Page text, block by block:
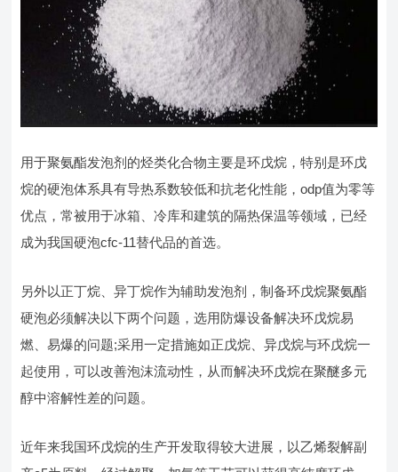
用于聚氨酯发泡剂的烃类化合物主要是环戊烷，特别是环戊
烷的硬泡体系具有导热系数较低和抗老化性能，odp值为零等
优点，常被用于冰箱、冷库和建筑的隔热保温等领域，已经
成为我国硬泡cfc-11替代品的首选。
另外以正丁烷、异丁烷作为辅助发泡剂，制备环戊烷聚氨酯
硬泡必须解决以下两个问题，选用防爆设备解决环戊烷易
燃、易爆的问题;采用一定措施如正戊烷、异戊烷与环戊烷一
起使用，可以改善泡沫流动性，从而解决环戊烷在聚醚多元
醇中溶解性差的问题。
近年来我国环戊烷的生产开发取得较大进展，以乙烯裂解副